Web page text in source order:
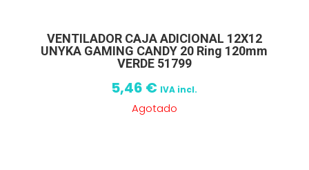
VENTILADOR CAJA ADICIONAL 12X12
UNYKA GAMING CANDY 20 Ring 120mm
VERDE 51799
5,46 € IVA incl.
Agotado